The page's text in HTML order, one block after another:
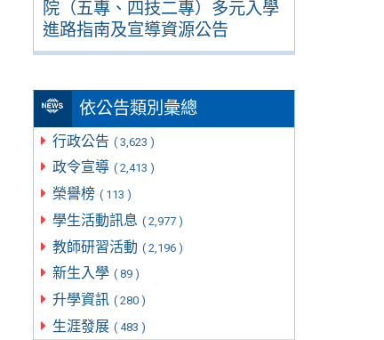
院（五專、四技二專）多元入學
進路指南及宣導資源公告
依公告類別彙總
行政公告 ( 3,623 )
政令宣導 ( 2,413 )
榮譽榜 ( 113 )
學生活動訊息 ( 2,977 )
教師研習活動 ( 2,196 )
新生入學 ( 89 )
升學資訊 ( 280 )
生涯發展 ( 483 )